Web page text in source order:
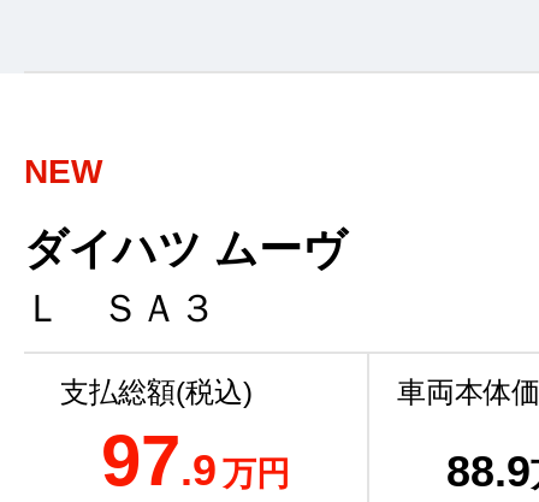
NEW
ダイハツ ムーヴ
Ｌ ＳＡ３
支払総額(税込)
97.9万円
車両本体
88.9